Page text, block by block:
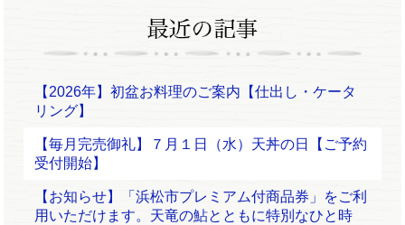
【2026年】初盆お料理のご案内【仕出し・ケータ
リング】
【毎月完売御礼】７月１日（水）天丼の日【ご予約
受付開始】
【お知らせ】「浜松市プレミアム付商品券」をご利
用いただけます。天竜の鮎とともに特別なひと時